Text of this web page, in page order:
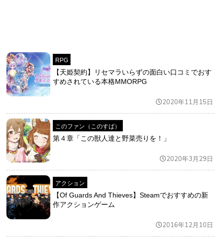
RPG
【天姫契約】リセマラいらずの面白い口コミでおす
すめされている本格MMORPG
2020年11月15日
このファン（このすば）
第４章「この獣人達と野菜売りを！」
2020年3月29日
アクション
【Of Guards And Thieves】Steamでおすすめの新
作アクションゲーム
2016年12月10日